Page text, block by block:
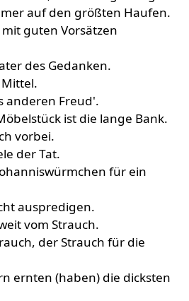
auf den größten Haufen.
guten Vorsätzen
des Gedanken.
anderen Freud'.
ist die lange Bank.
vorbei.
der Tat.
für ein
auspredigen.
vom Strauch.
der Strauch für die
ernten (haben) die dicksten